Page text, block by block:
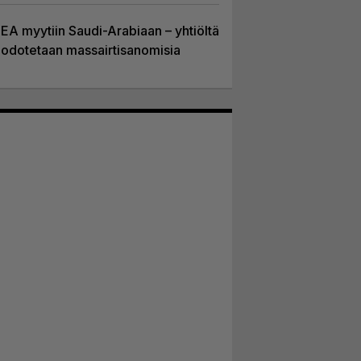
EA myytiin Saudi-Arabiaan – yhtiöltä
odotetaan massairtisanomisia